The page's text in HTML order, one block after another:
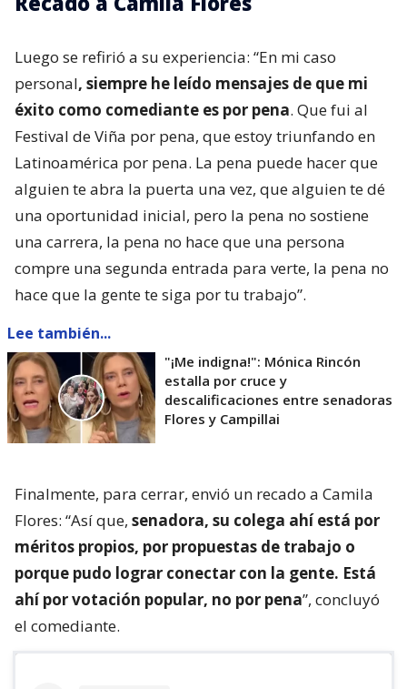
Luego se refirió a su experiencia: “En mi caso
personal, siempre he leído mensajes de que mi
éxito como comediante es por pena. Que fui al
Festival de Viña por pena, que estoy triunfando en
Latinoamérica por pena. La pena puede hacer que
alguien te abra la puerta una vez, que alguien te dé
una oportunidad inicial, pero la pena no sostiene
una carrera, la pena no hace que una persona
compre una segunda entrada para verte, la pena no
hace que la gente te siga por tu trabajo”.
Lee también...
"¡Me indigna!": Mónica Rincón
estalla por cruce y
descalificaciones entre senadoras
Flores y Campillai
Finalmente, para cerrar, envió un recado a Camila
Flores: “Así que, senadora, su colega ahí está por
méritos propios, por propuestas de trabajo o
porque pudo lograr conectar con la gente. Está
ahí por votación popular, no por pena”, concluyó
el comediante.